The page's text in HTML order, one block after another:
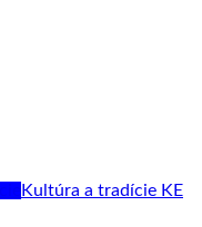
Kultúra a tradície KE